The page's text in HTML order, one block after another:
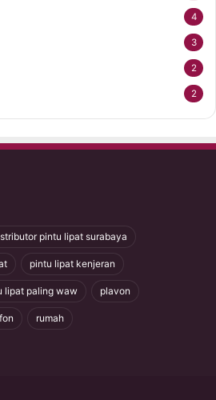
4
3
2
2
pintu lipat surabaya
pintu lipat kenjeran
lipat paling waw plavon
rumah